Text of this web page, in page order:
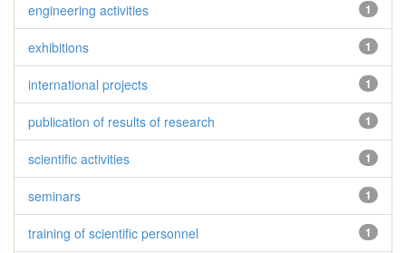
1
engineering activities
1
exhibitions
1
international projects
1
publication of results of research
1
scientific activities
1
seminars
1
training of scientific personnel